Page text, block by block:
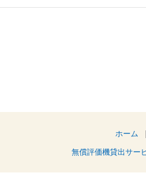
ホーム
無償評価機貸出サー